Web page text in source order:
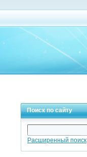
Поиск по сайту
Расширенный поиск